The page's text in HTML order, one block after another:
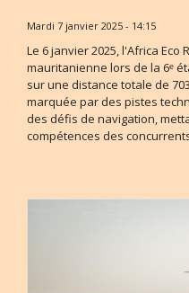
Mardi 7 janvier 2025 - 14:15
Le 6 janvier 2025, l'Africa
mauritanienne lors de la 6ᵉ
sur une distance totale de
marquée par des pistes
des défis de navigation,
compétences des